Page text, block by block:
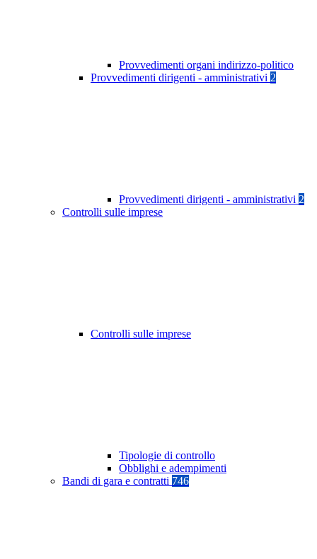
Provvedimenti organi indirizzo-politico
Provvedimenti dirigenti - amministrativi 2
Provvedimenti dirigenti - amministrativi 2
Controlli sulle imprese
Controlli sulle imprese
Tipologie di controllo
Obblighi e adempimenti
Bandi di gara e contratti 746